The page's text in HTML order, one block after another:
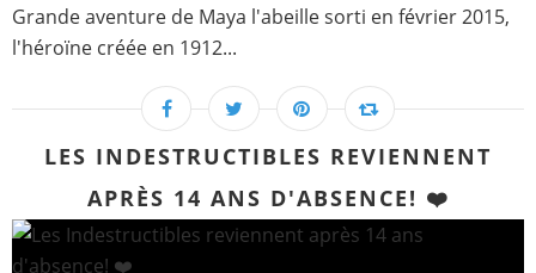
Grande aventure de Maya l'abeille sorti en février 2015,
l'héroïne créée en 1912...
LES INDESTRUCTIBLES REVIENNENT
APRÈS 14 ANS D'ABSENCE! ❤️